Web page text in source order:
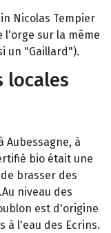
Nicolas Tempier
l'orge sur la même
un "Gaillard").
locales
Aubessagne, à
bio était une
brasser des
niveau des
est d'origine
à l'eau des Ecrins.